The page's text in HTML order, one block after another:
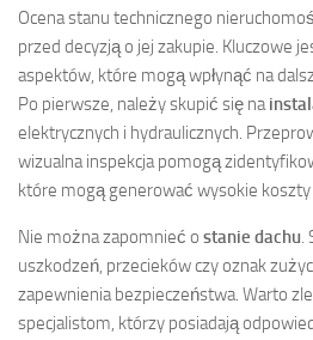
Ocena stanu technicznego
przed decyzją o jej zakupie. Kluczowe
aspektów, które mogą wpłynąć na
Po pierwsze, należy skupić się na
elektrycznych i hydraulicznych.
wizualna inspekcja pomogą
które mogą generować wysokie koszty
Nie można zapomnieć o stanie dachu.
uszkodzeń, przecieków czy oznak
zapewnienia bezpieczeństwa. Warto
specjalistom, którzy posiadają